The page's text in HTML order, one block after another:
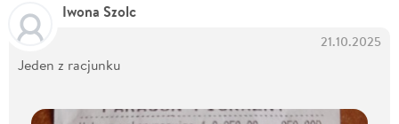
Iwona Szolc
21.10.2025
Jeden z racjunku